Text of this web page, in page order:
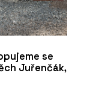
se
Juřenčák,